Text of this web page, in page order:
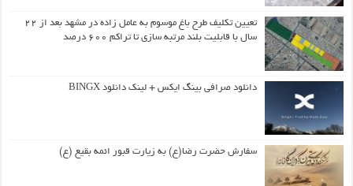
تعیین تکلیف طرح باغ موسوم به عامل زاده در مشهد بعد از ۲۲
سال با قابلیت بلند مرتبه سازی تا تراکم ۶۰۰ درصد
دانلود صرافی بینگ ایکس + لینک دانلود BINGX
سفارش حضرت رضا(ع) به زیارت قبور ائمه بقیع (ع)